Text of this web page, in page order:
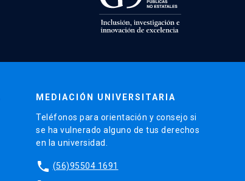
MEDIACIÓN UNIVERSITARIA
Teléfonos para orientación y consejo si
se ha vulnerado alguno de tus derechos
en la universidad.
phone (56)95504 1691